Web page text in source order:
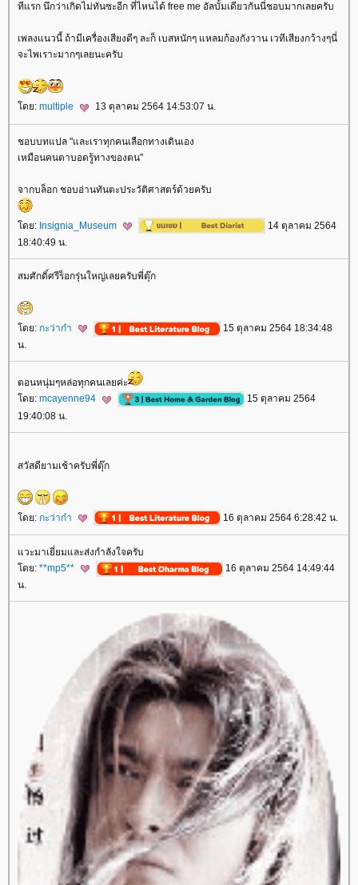
ทีแรก นึกว่าเกิดไม่ทันซะอีก ที่ไหนได้ free me อัลบั้มเดียวกันนี่ชอบมากเลยครับ
เพลงแนวนี้ ถ้ามีเครื่องเสียงดีๆ ละก็ เบสหนักๆ แหลมก้องกังวาน เวทีเสียงกว้างๆนี่
จะไพเราะมากๆเลยนะครับ
ดย: multiple 13 ตุลาคม 2564 14:53:07 น.
ชอบบทแปล "และเราทุกคนเลือกทางเดินเอง
เหมือนคนตาบอดรู้ทางของตน"
จากบล็อก ชอบอ่านทันตะประวัติศาสตร์ด้วยครับ
ดย: Insignia_Museum
14 ตุลาคม 2564
18:40:49 น.
สมศักดิ์ศรีร็อกรุ่นใหญ่เลยครับพี่ตุ๊ก
ดย: กะว่าก๋า
15 ตุลาคม 2564 18:34:48
น.
ตอนหนุ่มๆหล่อทุกคนเลยค่ะ
ดย: mcayenne94
15 ตุลาคม 2564
19:40:08 น.
สวัสดียามเช้าครับพี่ตุ๊ก
ดย: กะว่าก๋า 16 ตุลาคม 2564 6:28:42 น.
วะมาเยี่ยมและส่งกำลังใจครับ
ดย: **mp5**
16 ตุลาคม 2564 14:49:44
น.